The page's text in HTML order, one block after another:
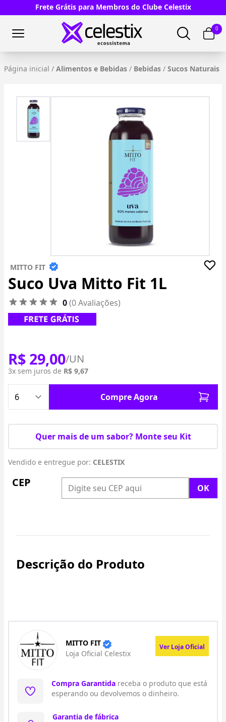
Frete Grátis para Membros do Clube Celestix
0
Página inicial / Alimentos e Bebidas / Bebidas / Sucos Naturais
MITTO FIT
Suco Uva Mitto Fit 1L
0(0 Avaliações)
R$ 29,00/UN
3x sem juros de R$ 9,67
Compre Agora
Quer mais de um sabor? Monte seu Kit
Vendido e entregue por: CELESTIX
CEP
Descrição do Produto
MITTO FIT
Loja Oficial Celestix
Ver Loja Oficial
Compra Garantida receba o produto que está
esperando ou devolvemos o dinheiro.
Garantia de fábrica